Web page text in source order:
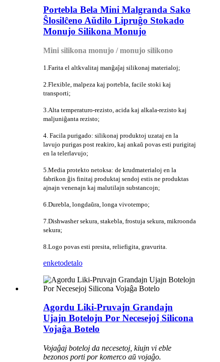
Portebla Bela Mini Malgranda Sako
Ŝlosilĉeno Aŭdilo Lipruĝo Stokado
Monujo Silikona Monujo
Mini silikona monujo / monujo silikono
1.Farita el altkvalitaj manĝaĵaj silikonaj materialoj;
2.Flexible, malpeza kaj portebla, facile stoki kaj
transporti;
3.Alta temperaturo-rezisto, acida kaj alkala-rezisto kaj
maljuniĝanta rezisto;
4. Facila purigado: silikonaj produktoj uzataj en la
lavujo purigas post reakiro, kaj ankaŭ povas esti purigitaj
en la telerlavujo;
5.Media protekto netoksa: de krudmaterialoj en la
fabrikon ĝis finitaj produktaj sendoj estis ne produktas
ajnajn venenajn kaj malutilajn substancojn;
6.Durebla, longdaŭra, longa vivotempo;
7.Dishwasher sekura, stakebla, frostuja sekura, mikroonda
sekura;
8.Logo povas esti presita, reliefigita, gravurita.
enketodetalo
Agordu Liki-Pruvajn Grandajn
Ujajn Botelojn Por Necesejoj Silicona
Vojaĝa Botelo
Vojaĝaj boteloj da necesetoj, kiujn vi eble
bezonos porti por komerco aŭ vojaĝo.